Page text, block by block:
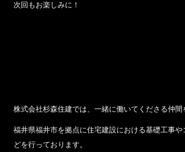
次回もお楽しみに！
株式会社杉森住建では、一緒に働いてくださる仲間
福井県福井市を拠点に住宅建設における基礎工事
どを行っております。